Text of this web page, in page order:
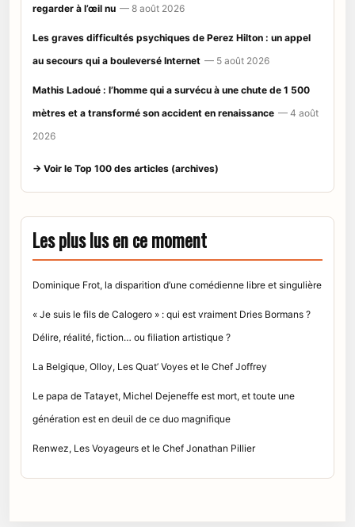
regarder à l’œil nu — 8 août 2026
Les graves difficultés psychiques de Perez Hilton : un appel
au secours qui a bouleversé Internet — 5 août 2026
Mathis Ladoué : l’homme qui a survécu à une chute de 1 500
mètres et a transformé son accident en renaissance — 4 août
2026
→ Voir le Top 100 des articles (archives)
Les plus lus en ce moment
Dominique Frot, la disparition d’une comédienne libre et singulière
« Je suis le fils de Calogero » : qui est vraiment Dries Bormans ?
Délire, réalité, fiction… ou filiation artistique ?
La Belgique, Olloy, Les Quat’ Voyes et le Chef Joffrey
Le papa de Tatayet, Michel Dejeneffe est mort, et toute une
génération est en deuil de ce duo magnifique
Renwez, Les Voyageurs et le Chef Jonathan Pillier